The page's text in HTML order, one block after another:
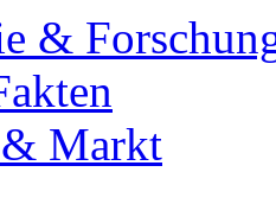
&
Markt